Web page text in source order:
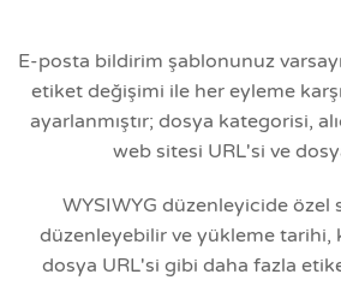
E-posta bildirim şablonunuz
etiket değişimi ile her eyleme
ayarlanmıştır; dosya kategorisi,
web sitesi URL'si ve
WYSIWYG düzenleyicide özel
düzenleyebilir ve yükleme tarihi,
dosya URL'si gibi daha fazla